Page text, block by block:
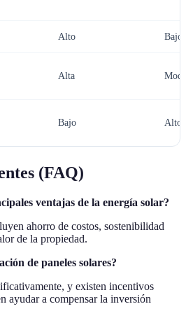
Alto Bajo
Alta
Bajo Alto
(FAQ)
ventajas de la energía solar?
ahorro de costos, sostenibilidad
de la propiedad.
de paneles solares?
y existen incentivos
ayudar a compensar la inversión